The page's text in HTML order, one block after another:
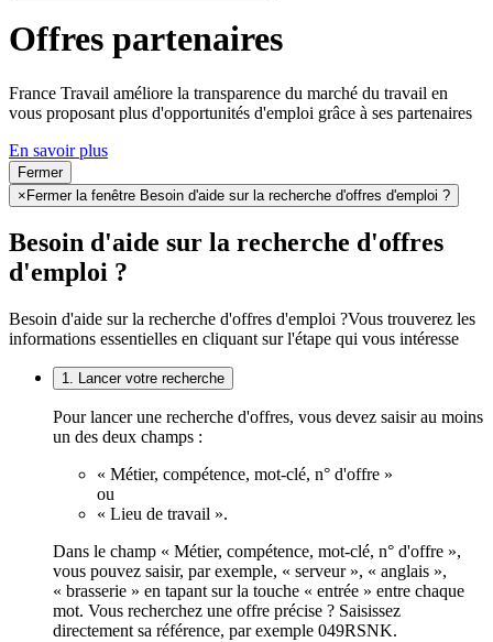
Offres partenaires
France Travail améliore la transparence du marché du travail en
vous proposant plus d'opportunités d'emploi grâce à ses partenaires
En savoir plus
Fermer
×Fermer la fenêtre Besoin d'aide sur la recherche d'offres d'emploi ?
Besoin d'aide sur la recherche d'offres
d'emploi ?
Besoin d'aide sur la recherche d'offres d'emploi ?Vous trouverez les
informations essentielles en cliquant sur l'étape qui vous intéresse
1. Lancer votre recherche
Pour lancer une recherche d'offres, vous devez saisir au moins
un des deux champs :
« Métier, compétence, mot-clé, n° d'offre »
ou
« Lieu de travail ».
Dans le champ « Métier, compétence, mot-clé, n° d'offre »,
vous pouvez saisir, par exemple, « serveur », « anglais »,
« brasserie » en tapant sur la touche « entrée » entre chaque
mot. Vous recherchez une offre précise ? Saisissez
directement sa référence, par exemple 049RSNK.